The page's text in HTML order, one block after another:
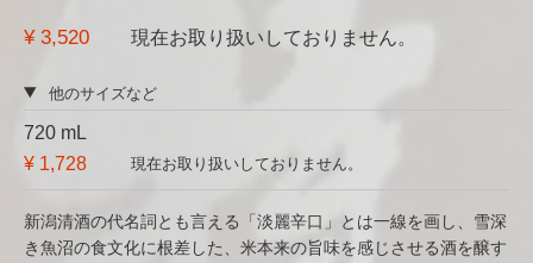
¥ 3,520 現在お取り扱いしておりません。
他のサイズなど
720 mL
¥ 1,728
現在お取り扱いしておりません。
新潟清酒の代名詞とも言える「淡麗辛口」とは一線を画し、雪深
き魚沼の食文化に根差した、米本来の旨味を感じさせる酒を醸す